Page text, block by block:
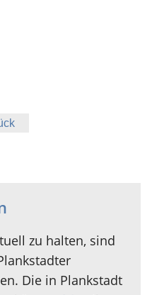
zu halten, sind
Die in Plankstadt